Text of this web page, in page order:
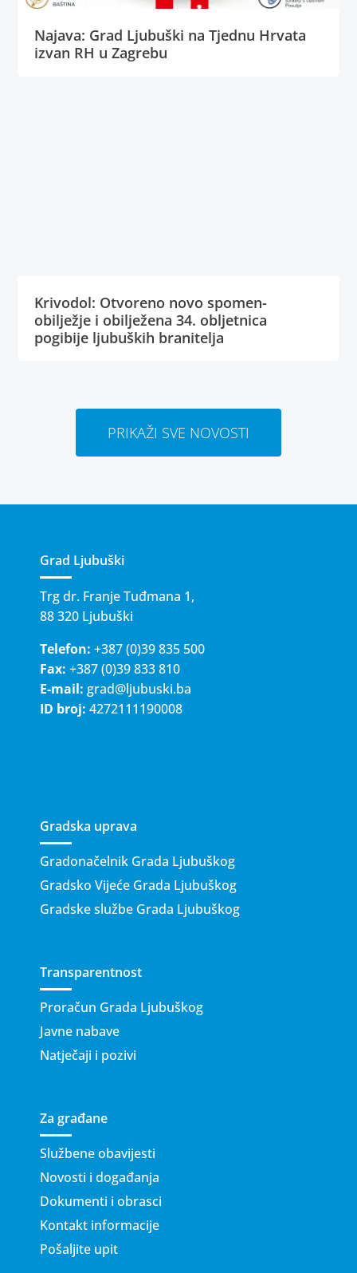
Najava: Grad Ljubuški na Tjednu Hrvata
izvan RH u Zagrebu
Krivodol: Otvoreno novo spomen-
obilježje i obilježena 34. obljetnica
pogibije ljubuških branitelja
PRIKAŽI SVE NOVOSTI
Grad Ljubuški
Trg dr. Franje Tuđmana 1,
88 320 Ljubuški
Telefon: +387 (0)39 835 500
Fax: +387 (0)39 833 810
E-mail: grad@ljubuski.ba
ID broj: 4272111190008
Gradska uprava
Gradonačelnik Grada Ljubuškog
Gradsko Vijeće Grada Ljubuškog
Gradske službe Grada Ljubuškog
Transparentnost
Proračun Grada Ljubuškog
Javne nabave
Natječaji i pozivi
Za građane
Službene obavijesti
Novosti i događanja
Dokumenti i obrasci
Kontakt informacije
Pošaljite upit